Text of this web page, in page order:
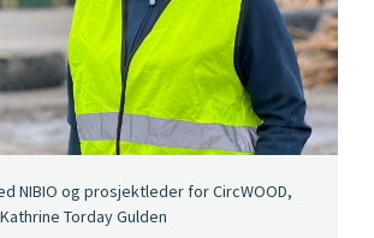
NIBIO og prosjektleder for CircWOOD,
Torday Gulden